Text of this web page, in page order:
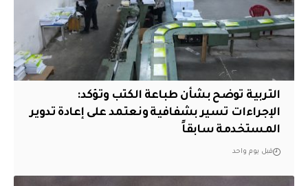
التربية توضح بشأن طباعة الكتب وتؤكد:
الإجراءات تسير بشفافية ونعتمد على إعادة تدوير
المستخدمة سابقاً
قبل يوم واحد